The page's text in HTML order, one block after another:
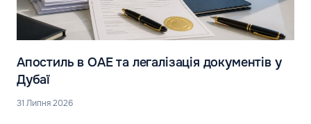
Апостиль в ОАЕ та легалізація документів у
Дубаї
31 Липня 2026